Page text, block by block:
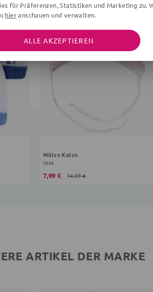
Mütze Katze
rosa
7,99 € 14,99 €
ARTIKEL DER MARKE
für Präferenzen, Statistiken und Marketing zu.
hieranschauen und verwalten.
ALLE AKZEPTIEREN